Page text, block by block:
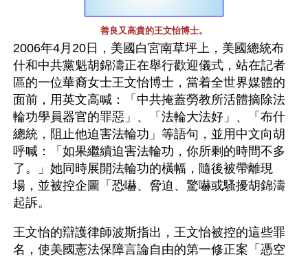
善良又高貴的王文怡博士。
2006年4月20日，美國白宮南草坪上，美國總統布
什和中共黨魁胡錦濤正在舉行歡迎儀式，站在記者
區的一位華裔女士王文怡博士，當着全世界媒體的
面前，用英文高喊：「中共掩蓋勞教所活體摘除法
輪功學員器官的罪惡」、「法輪大法好」、「布什
總統，阻止他迫害法輪功」等語句，並用中文向胡
呼喊：「如果繼續迫害法輪功，你所剩的時間不多
了。」她同時展開法輪功的橫幅，隨後被帶離現
場，並被控企圖「恐嚇、脅迫、驚嚇或騷擾胡錦濤
起訴。
王文怡的辯護律師波斯指出，王文怡被控的這些罪
名，使美國憲法保障言論自由的第一修正案「憑空